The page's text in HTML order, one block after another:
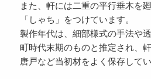
また、軒には二重の平行垂木を
「しゃち」をつけています。
製作年代は、細部様式の手法や
町時代末期のものと推定され、
唐戸など当初材をよく保存してい